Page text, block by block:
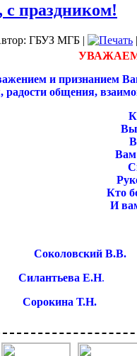
праздником!
ГБУЗ МГБ |
и признанием
общения,
Вам
Кто
И
В.В.
Е.Н.
Сорокина Т.Н.